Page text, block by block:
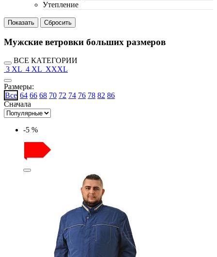
Утепление
Мужские ветровки больших размеров
ВСЕ КАТЕГОРИИ
3 XL 4 XL XXXL
Размеры:
Все 64 66 68 70 72 74 76 78 82 86
Сначала
-5 %